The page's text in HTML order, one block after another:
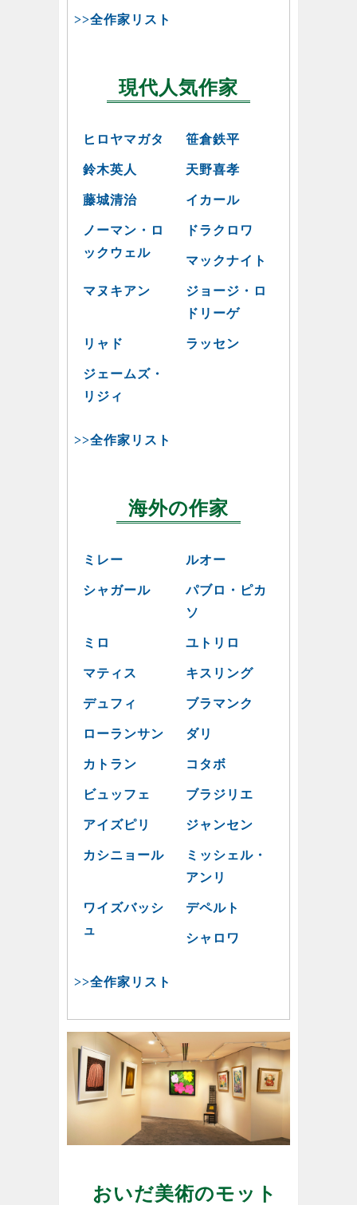
>>全作家リスト
現代人気作家
ヒロヤマガタ 笹倉鉄平
鈴木英人 天野喜孝
藤城清治 イカール
ノーマン・ロ
ックウェル
ドラクロワ
マックナイト
マヌキアン
ジョージ・ロ
ドリーゲ
リャド ラッセン
ジェームズ・
リジィ
>>全作家リスト
海外の作家
ミレー ルオー
シャガール
パブロ・ピカ
ソ
ミロ ユトリロ
マティス キスリング
デュフィ ブラマンク
ローランサン ダリ
カトラン コタボ
ビュッフェ ブラジリエ
アイズピリ ジャンセン
カシニョール
ミッシェル・
アンリ
ワイズバッシ
ュ
デペルト
シャロワ
>>全作家リスト
おいだ美術のモット